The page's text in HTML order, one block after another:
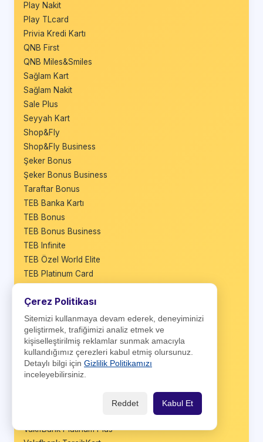
Play Nakit
Play TLcard
Privia Kredi Kartı
QNB First
QNB Miles&Smiles
Sağlam Kart
Sağlam Nakit
Sale Plus
Seyyah Kart
Shop&Fly
Shop&Fly Business
Şeker Bonus
Şeker Bonus Business
Taraftar Bonus
TEB Banka Kartı
TEB Bonus
TEB Bonus Business
TEB Infinite
TEB Özel World Elite
TEB Platinum Card
TEB She Card
TEB Worldcard
TEB Yıldız Priority Card
TLcard
Trend Kredi Kartı
Türkiye Finans kredi kartı
VakıfBank Platinum Plus
Çerez Politikası
Sitemizi kullanmaya devam ederek, deneyiminizi
geliştirmek, trafiğimizi analiz etmek ve
kişiselleştirilmiş reklamlar sunmak amacıyla
kullandığımız çerezleri kabul etmiş olursunuz.
Detaylı bilgi için Gizlilik Politikamızı
inceleyebilirsiniz.
Reddet Kabul Et